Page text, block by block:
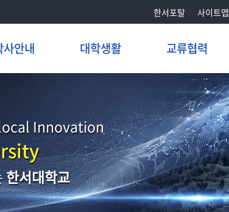
한서포탈 사이트맵
사안내 대학생활 교류협력
Innovation
한서대학교